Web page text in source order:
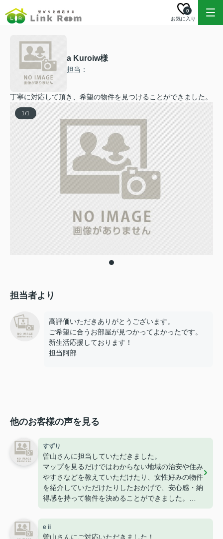
お気に入り
0
a Kuroiw様
担当：
丁寧に対応して頂き、希望の物件を見つけることができました。
1/1
担当者より
高評価いただきありがとうございます。
ご希望に合うお部屋が見つかってよかったです。
新生活応援しております！
担当阿部
他のお客様の声を見る
すずり
曽山さんに担当していただきました。
マップを見るだけではわからない地域の治安や住み
やすさなどを教えていただけたり、女性好みの物件
を紹介していただけたりしたおかげで、安心感・納
得感を持って物件を決めることができました。
です。
e ii
曽山さんにご対応いただきました！